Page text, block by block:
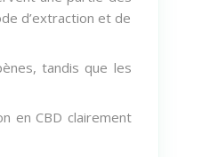
d’extraction et de
tandis que les
en CBD clairement